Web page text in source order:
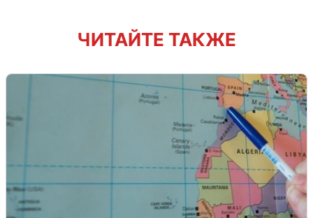
ЧИТАЙТЕ ТАКЖЕ